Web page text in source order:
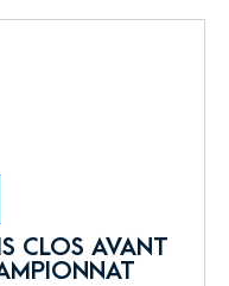
CLOS AVANT